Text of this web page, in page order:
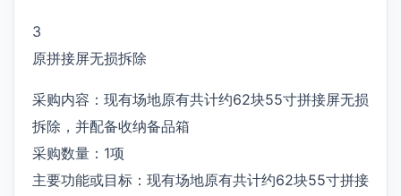
3
原拼接屏无损拆除
采购内容：现有场地原有共计约62块55寸拼接屏无损
拆除，并配备收纳备品箱
采购数量：1项
主要功能或目标：现有场地原有共计约62块55寸拼接